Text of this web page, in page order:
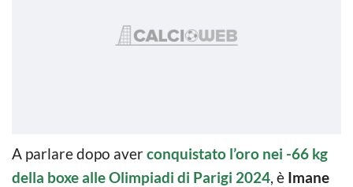
A parlare dopo averconquistato l’oro nei -66 kg
della boxe alle Olimpiadi di Parigi 2024, è Imane